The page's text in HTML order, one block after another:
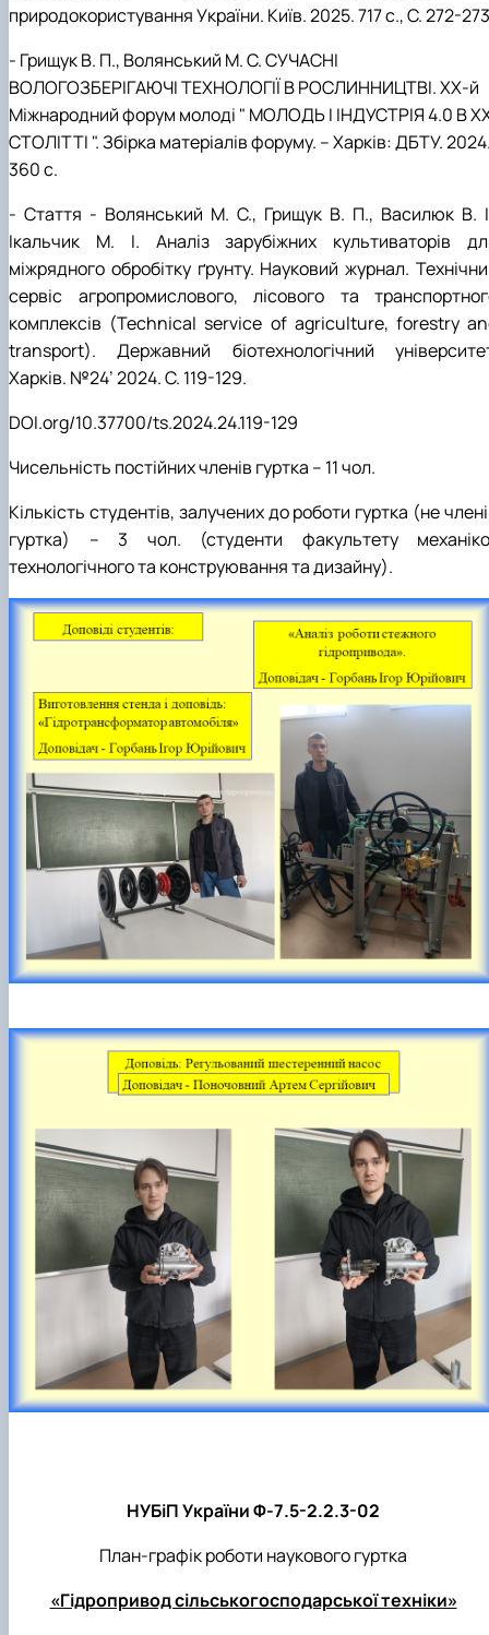
природокористування України. Київ. 2025. 717 с., С. 272-
- Грищук В. П., Волянський М. С. СУЧАСНІ
ВОЛОГОЗБЕРІГАЮЧІ ТЕХНОЛОГІЇ В РОСЛИННИЦТВІ.ХХ-й
Міжнародний форум молоді " МОЛОДЬ І ІНДУСТРІЯ 4.0 В
СТОЛІТТІ ". Збірка матеріалів форуму. – Харків: ДБТУ.
360 с.
- Стаття - Волянський М. С., Грищук В. П., Василюк В.
Ікальчик М. І. Аналіз зарубіжних культиваторів
міжрядного обробітку ґрунту. Науковий журнал.
сервіс агропромислового, лісового та
комплексів (Technical service of agriculture, forestry
transport). Державний біотехнологічний
Харків. №24’ 2024. С. 119-129.
DOI.org/10.37700/ts.2024.24.119-129
Чисельність постійних членів гуртка – 11чол.
Кількість студентів, залучених до роботи гуртка (не
гуртка) – 3 чол. (студенти факультету
технологічного та конструювання та дизайну).
НУБіП УкраїниФ-7.5-2.2.3-02
План-графік роботи наукового гуртка
«Гідропривод сільськогосподарської техніки»